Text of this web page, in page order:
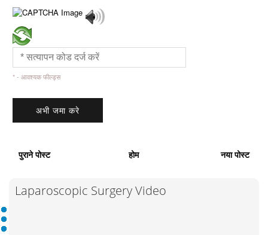
* - आवश्यक फील्ड्स
पुराने पोस्ट होम नया पोस्ट
Laparoscopic Surgery Video